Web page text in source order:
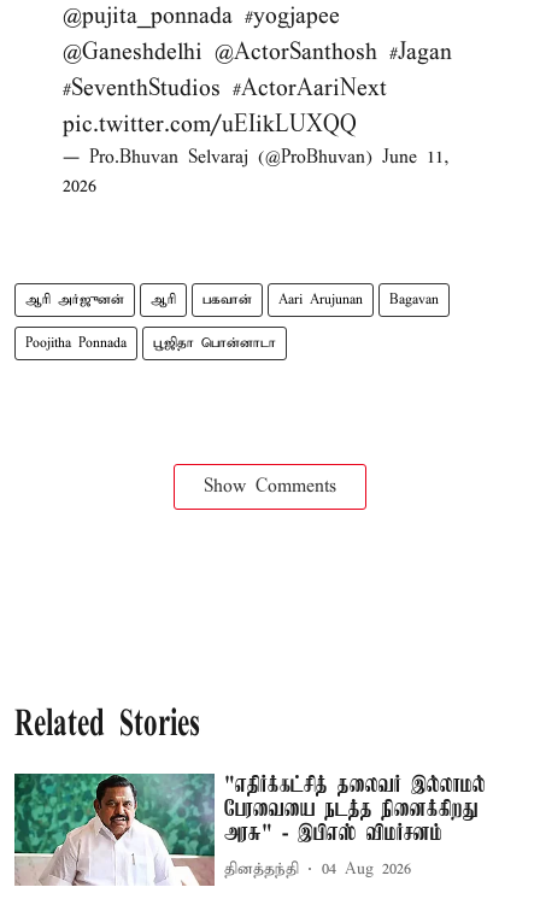
@pujita_ponnada #yogjapee
@Ganeshdelhi @ActorSanthosh #Jagan
#SeventhStudios #ActorAariNext
pic.twitter.com/uEIikLUXQQ
— Pro.Bhuvan Selvaraj (@ProBhuvan) June 11,
2026
ஆரி அர்ஜுனன் ஆரி பகவான் Aari Arujunan Bagavan
Poojitha Ponnada பூஜிதா பொன்​னா​டா
Show Comments
Related Stories
"எதிர்க்கட்சித் தலைவர் இல்லாமல்
பேரவையை நடத்த நினைக்கிறது
அரசு" - இபிஎஸ் விமர்சனம்
தினத்தந்தி 04 Aug 2026